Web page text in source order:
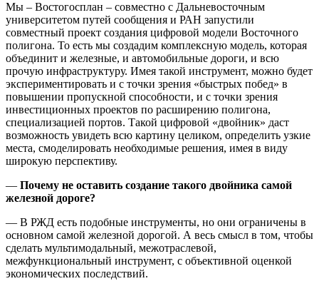
Мы – Востогосплан – совместно с Дальневосточным
университетом путей сообщения и РАН запустили
совместный проект создания цифровой модели Восточного
полигона. То есть мы создадим комплексную модель, которая
объединит и железные, и автомобильные дороги, и всю
прочую инфраструктуру. Имея такой инструмент, можно будет
экспериментировать и с точки зрения «быстрых побед» в
повышении пропускной способности, и с точки зрения
инвестиционных проектов по расширению полигона,
специализацией портов. Такой цифровой «двойник» даст
возможность увидеть всю картину целиком, определить узкие
места, смоделировать необходимые решения, имея в виду
широкую перспективу.
— Почему не оставить создание такого двойника самой
железной дороге?
— В РЖД есть подобные инструменты, но они ограничены в
основном самой железной дорогой. А весь смысл в том, чтобы
сделать мультимодальный, межотраслевой,
межфункциональный инструмент, с объективной оценкой
экономических последствий.